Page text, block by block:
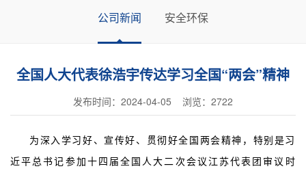
公司新闻 安全环保
全国人大代表徐浩宇传达学习全国“两会”精神
发布时间：2024-04-05 浏览： 2722
为深入学习好、宣传好、贯彻好全国两会精神，特别是习
近平总书记参加十四届全国人大二次会议江苏代表团审议时